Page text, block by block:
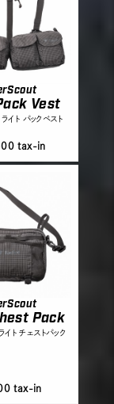
Vest
ライト パックベスト
tax-in
Pack
イト チェストパック
tax-in